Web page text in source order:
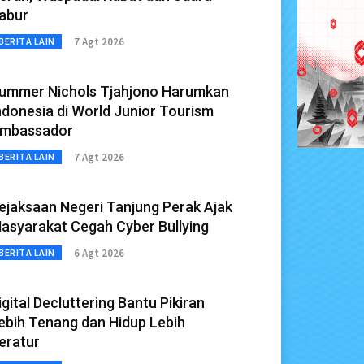
LAIN 7 Agt 2026
Nichols Tjahjono Harumkan
di World Junior Tourism
LAIN 7 Agt 2026
Negeri Tanjung Perak Ajak
Cegah Cyber Bullying
LAIN 6 Agt 2026
Decluttering Bantu Pikiran
Tenang dan Hidup Lebih